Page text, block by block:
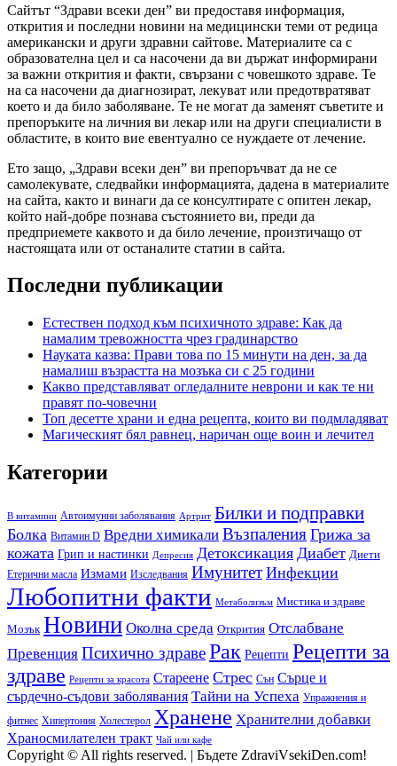
Сайтът “Здрави всеки ден” ви предоставя информация,
открития и последни новини на медицински теми от редица
американски и други здравни сайтове. Материалите са с
образователна цел и са насочени да ви държат информирани
за важни открития и факти, свързани с човешкото здраве. Те
на са насочени да диагнозират, лекуват или предотвратяват
което и да било заболяване. Те не могат да заменят съветите и
препоръките на личния ви лекар или на други специалисти в
областите, в които вие евентуално се нуждаете от лечение.
Ето защо, „Здрави всеки ден” ви препоръчват да не се
самолекувате, следвайки информацията, дадена в материалите
на сайта, както и винаги да се консултирате с опитен лекар,
който най-добре познава състоянието ви, преди да
предприемете каквото и да било лечение, произтичащо от
настоящата или от останалите статии в сайта.
Последни публикации
Естествен подход към психичното здраве: Как да
намалим тревожността чрез градинарство
Науката казва: Прави това по 15 минути на ден, за да
намалиш възрастта на мозъка си с 25 години
Какво представляват огледалните неврони и как те ни
правят по-човечни
Топ десетте храни и една рецепта, които ви подмладяват
Магическият бял равнец, наричан още воин и лечител
Категории
B витамини Автоимунни заболявания Артрит Билки и подправки
Болка Витамин D Вредни химикали Възпаления Грижа за
кожата Грип и настинки Депресия Детоксикация Диабет Диети
Етерични масла Измами Изследвания Имунитет Инфекции
Любопитни факти Метаболизъм Мистика и здраве
Мозък Новини Околна среда Открития Отслабване
Превенция Психично здравеРак Рецепти Рецепти за
здраве Рецепти за красота Стареене Стрес Сън Сърце и
сърдечно-съдови заболявания Тайни на Успеха Упражнения и
фитнес Хипертония Холестерол Хранене Хранителни добавки
Храносмилателен тракт Чай или кафе
Copyright © All rights reserved. | Бъдете ZdraviVsekiDen.com!